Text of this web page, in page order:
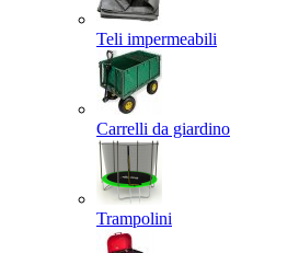
Teli impermeabili
Carrelli da giardino
Trampolini